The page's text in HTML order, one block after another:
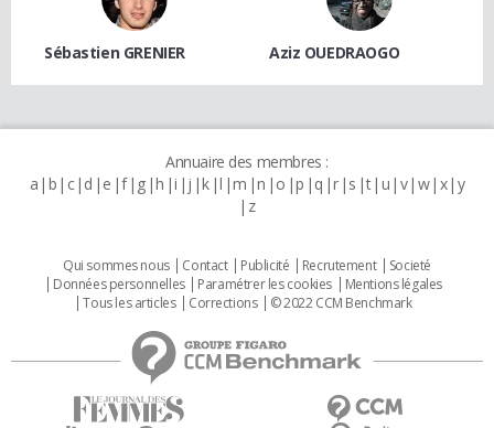
Sébastien GRENIER Aziz OUEDRAOGO
Annuaire des membres :
a b c d e f g h i j k l m n o p q r s t u v w x y
z
Qui sommes nous Contact Publicité Recrutement
Societé
Données personnelles
Paramétrer les cookies
Mentions légales
Tous les articles
Corrections © 2022 CCM Benchmark